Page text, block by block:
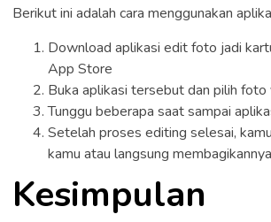
Berikut ini adalah cara menggunakan
Download aplikasi edit foto jadi
App Store
Buka aplikasi tersebut dan pilih foto
Tunggu beberapa saat sampai
Setelah proses editing selesai,
kamu atau langsung
Kesimpulan